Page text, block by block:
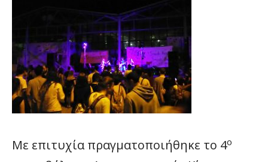
Με επιτυχία πραγματοποιήθηκε το 4ο